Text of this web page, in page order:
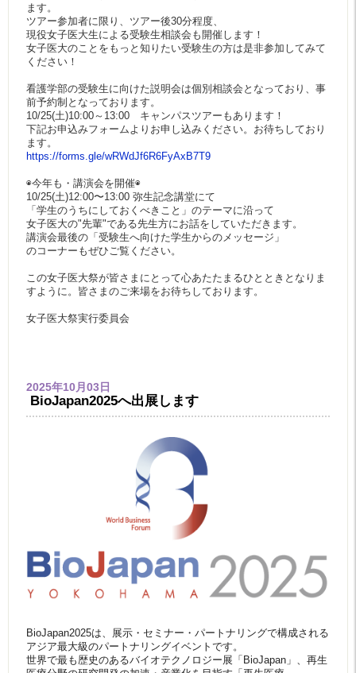
ます。
ツアー参加者に限り、ツアー後30分程度、
現役女子医大生による受験生相談会も開催します！
女子医大のことをもっと知りたい受験生の方は是非参加してみて
ください！
看護学部の受験生に向けた説明会は個別相談会となっており、事
前予約制となっております。
10/25(土)10:00～13:00 キャンパスツアーもあります！
下記お申込みフォームよりお申し込みください。お待ちしており
ます。
https://forms.gle/wRWdJf6R6FyAxB7T9
◉今年も・講演会を開催◉
10/25(土)12:00〜13:00 弥生記念講堂にて
「学生のうちにしておくべきこと」のテーマに沿って
女子医大の"先輩"である先生方にお話をしていただきます。
講演会最後の「受験生へ向けた学生からのメッセージ」
のコーナーもぜひご覧ください。
この女子医大祭が皆さまにとって心あたたまるひとときとなりま
すように。皆さまのご来場をお待ちしております。
女子医大祭実行委員会
2025年10月03日
BioJapan2025へ出展します
BioJapan2025は、展示・セミナー・ パートナリングで構成される
アジア最大級のパートナリングイベン トです。
世界で最も歴史のあるバイオテクノロジー展「BioJapan」 、再生